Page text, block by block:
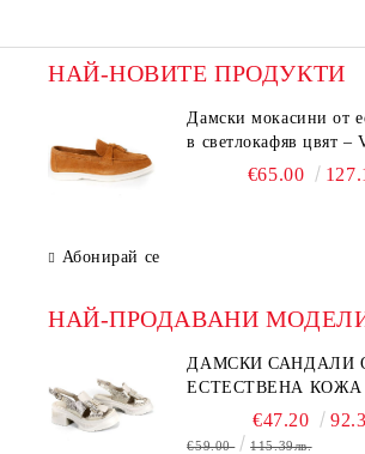
НАЙ-НОВИТЕ ПРОДУКТИ
Дамски мокасини от
в светлокафяв цвят –
€65.00
Абонирай се
НАЙ-ПРОДАВАНИ
ДАМСКИ САНДАЛИ
ЕСТЕСТВЕНА
МОДЕЛ NOVA.
€47.20
€59.00 115.39лв.